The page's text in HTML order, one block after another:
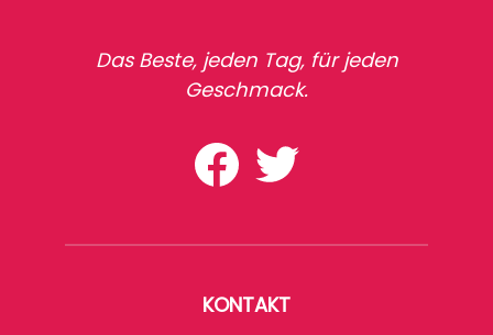
Das Beste, jeden Tag, für jeden
Geschmack.
KONTAKT